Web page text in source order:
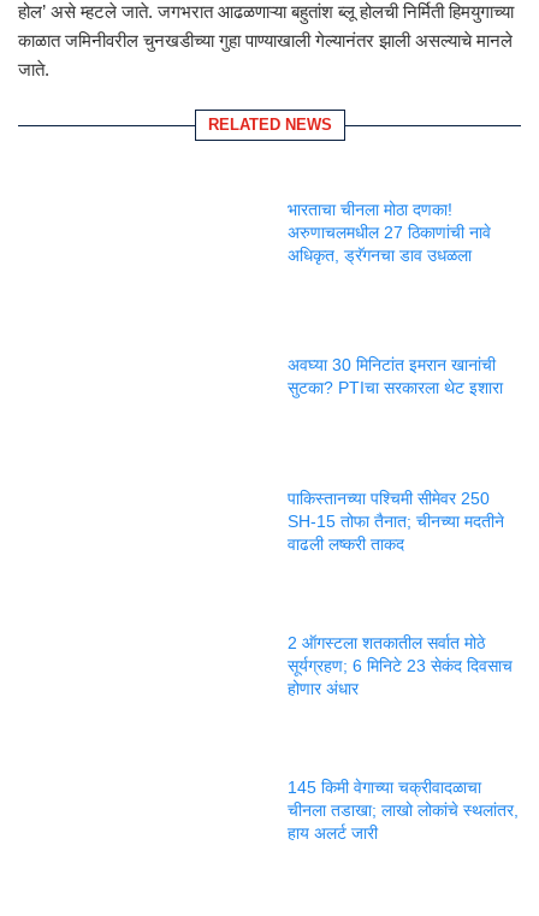
होल’ असे म्हटले जाते. जगभरात आढळणाऱ्या बहुतांश ब्लू होलची निर्मिती हिमयुगाच्या
काळात जमिनीवरील चुनखडीच्या गुहा पाण्याखाली गेल्यानंतर झाली असल्याचे मानले
जाते.
RELATED NEWS
भारताचा चीनला मोठा दणका!
अरुणाचलमधील 27 ठिकाणांची नावे
अधिकृत, ड्रॅगनचा डाव उधळला
अवघ्या 30 मिनिटांत इमरान खानांची
सुटका? PTIचा सरकारला थेट इशारा
पाकिस्तानच्या पश्चिमी सीमेवर 250
SH-15 तोफा तैनात; चीनच्या मदतीने
वाढली लष्करी ताकद
2 ऑगस्टला शतकातील सर्वात मोठे
सूर्यग्रहण; 6 मिनिटे 23 सेकंद दिवसाच
होणार अंधार
145 किमी वेगाच्या चक्रीवादळाचा
चीनला तडाखा; लाखो लोकांचे स्थलांतर,
हाय अलर्ट जारी